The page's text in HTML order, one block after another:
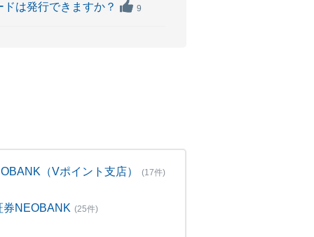
は発行できますか？ 9
（Vポイント支店） (17件)
券NEOBANK (25件)